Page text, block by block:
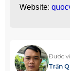
Website:
Được
Trần